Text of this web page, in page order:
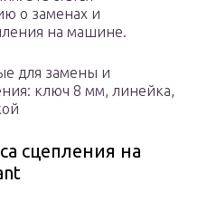
о заменах и
на машине.
для замены и
ключ 8 мм, линейка,
сцепления на